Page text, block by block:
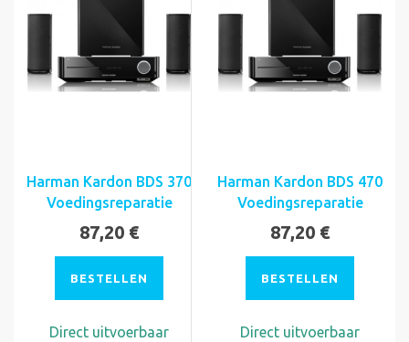
Harman Kardon BDS 370
Voedingsreparatie
87,20 €
BESTELLEN
Direct uitvoerbaar
Harman Kardon BDS 470
Voedingsreparatie
87,20 €
BESTELLEN
Direct uitvoerbaar